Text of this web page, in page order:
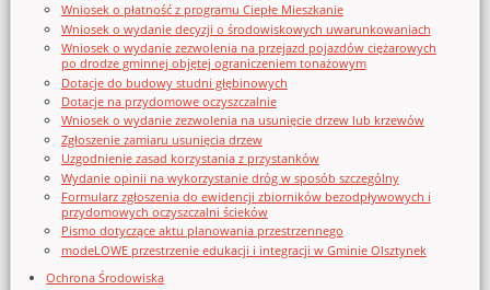
Wniosek o płatność z programu Ciepłe Mieszkanie
Wniosek o wydanie decyzji o środowiskowych uwarunkowaniach
Wniosek o wydanie zezwolenia na przejazd pojazdów ciężarowych
po drodze gminnej objętej ograniczeniem tonażowym
Dotacje do budowy studni głębinowych
Dotacje na przydomowe oczyszczalnie
Wniosek o wydanie zezwolenia na usunięcie drzew lub krzewów
Zgłoszenie zamiaru usunięcia drzew
Uzgodnienie zasad korzystania z przystanków
Wydanie opinii na wykorzystanie dróg w sposób szczególny
Formularz zgłoszenia do ewidencji zbiorników bezodpływowych i
przydomowych oczyszczalni ścieków
Pismo dotyczące aktu planowania przestrzennego
modeLOWE przestrzenie edukacji i integracji w Gminie Olsztynek
Ochrona Środowiska